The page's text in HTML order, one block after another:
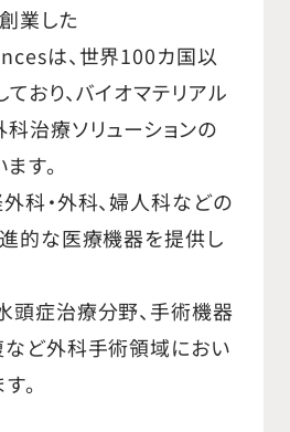
業した
は、世界100カ国以
おり、バイオマテリアル
治療ソリューションの
す。
科・外科、婦人科などの
的な医療機器を提供し
頭症治療分野、手術機器
など外科手術領域におい
。